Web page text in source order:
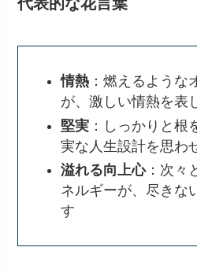
情熱 ：燃えるような
が、激しい情熱を表
堅実 ：しっかりと根
実な人生設計を思わ
溢れる向上心：次々
ネルギーが、尽きな
す